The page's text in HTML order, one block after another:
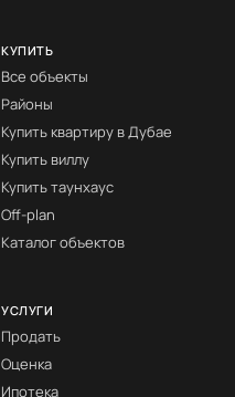
КУПИТЬ
Все объекты
Районы
Купить квартиру в Дубае
Купить виллу
Купить таунхаус
Off-plan
Каталог объектов
УСЛУГИ
Продать
Оценка
Ипотека